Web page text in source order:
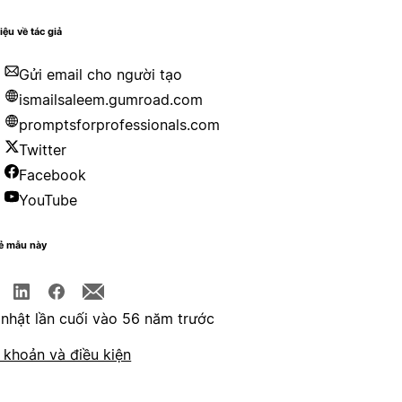
về tác giả
Gửi email cho người tạo
ismailsaleem.gumroad.com
promptsforprofessionals.com
Twitter
Facebook
YouTube
mẫu này
lần cuối vào 56 năm trước
và điều kiện